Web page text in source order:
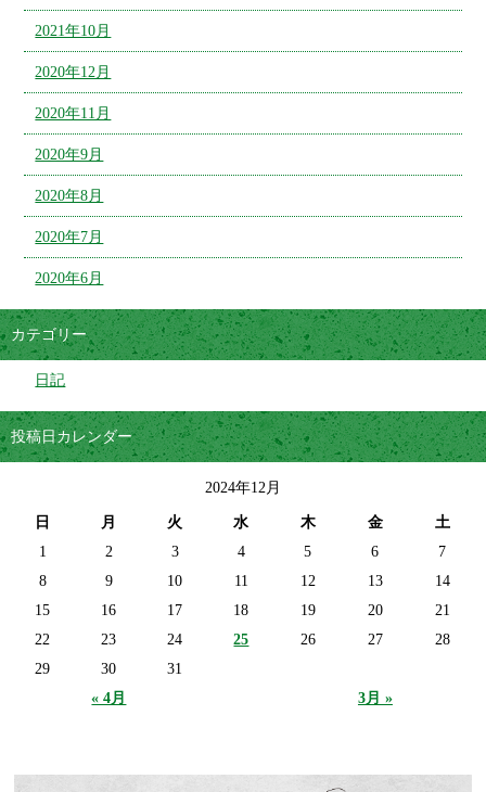
2021年10月
2020年12月
2020年11月
2020年9月
2020年8月
2020年7月
2020年6月
カテゴリー
日記
投稿日カレンダー
2024年12月
日 月 火 水 木 金 土
« 4月 3月 »
1 2 3 4 5 6
7
8
9 10 11 12 13
14
15
16 17 18 19 20
21
22
23 24 25 26 27
28
29
30 31